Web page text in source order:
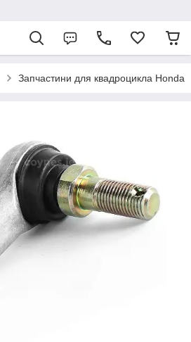
Запчастини для квадроцикла Honda